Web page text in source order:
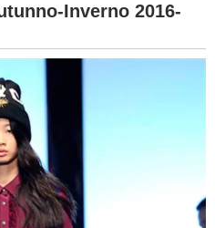
Inverno 2016-